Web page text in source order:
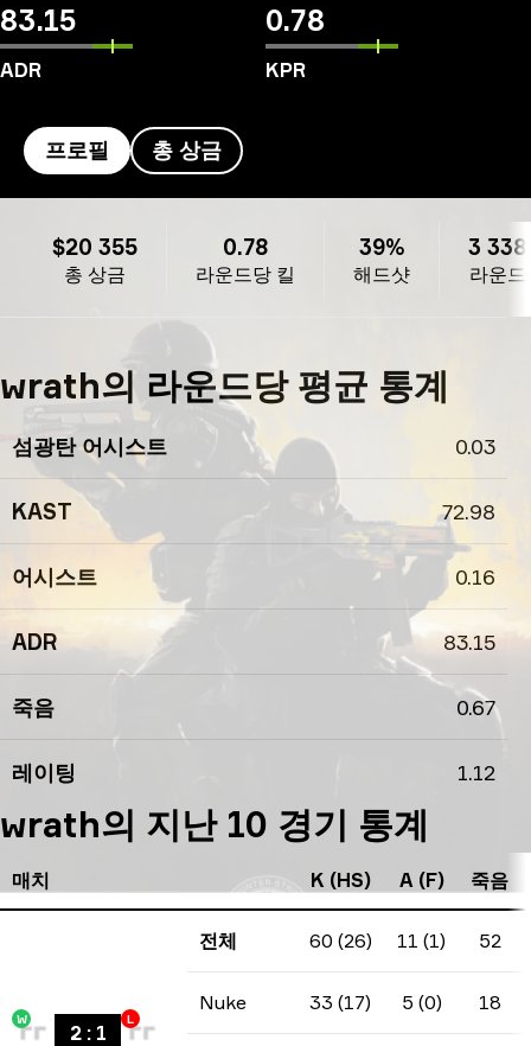
83.15
ADR
0.78
KPR
프로필 총 상금
총 상금
$20 355
라운드당 킬
0.78
해드샷
39%
라운드
3 338
wrath의 라운드당 평균 통계
섬광탄 어시스트 0.03
KAST 72.98
어시스트 0.16
ADR 83.15
죽음 0.67
레이팅 1.12
wrath의 지난 10 경기 통계
매치 K (HS) A (F) 죽음
W
2: 1
L
전체 60 (26) 11 (1) 52
Nuke 33 (17) 5 (0) 18